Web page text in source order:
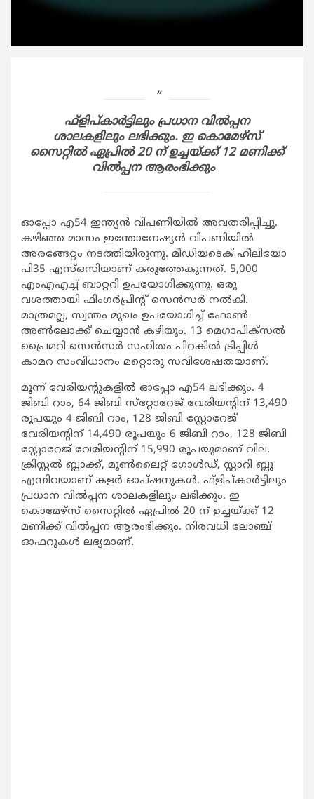
ഫ്‌ളിപ്കാര്‍ട്ടിലും പ്രധാന വില്‍പ്പന
ശാലകളിലും ലഭിക്കും. ഇ കൊമേഴ്‌സ്
സൈറ്റില്‍ ഏപ്രില്‍ 20 ന് ഉച്ചയ്ക്ക് 12 മണിക്ക്
വില്‍പ്പന ആരംഭിക്കും
ഓപ്പോ എ54 ഇന്ത്യന്‍ വിപണിയില്‍ അവതരിപ്പിച്ചു.
കഴിഞ്ഞ മാസം ഇന്തോനേഷ്യന്‍ വിപണിയില്‍
അരങ്ങേറ്റം നടത്തിയിരുന്നു. മീഡിയടെക് ഹീലിയോ
പി35 എസ്ഒസിയാണ് കരുത്തേകുന്നത്. 5,000
എംഎഎച്ച് ബാറ്ററി ഉപയോഗിക്കുന്നു. ഒരു
വശത്തായി ഫിംഗര്‍പ്രിന്റ് സെന്‍സര്‍ നല്‍കി.
മാത്രമല്ല, സ്വന്തം മുഖം ഉപയോഗിച്ച് ഫോണ്‍
അണ്‍ലോക്ക് ചെയ്യാന്‍ കഴിയും. 13 മെഗാപിക്‌സല്‍
പ്രൈമറി സെന്‍സര്‍ സഹിതം പിറകില്‍ ട്രിപ്പിള്‍
കാമറ സംവിധാനം മറ്റൊരു സവിശേഷതയാണ്.
മൂന്ന് വേരിയന്റുകളില്‍ ഓപ്പോ എ54 ലഭിക്കും. 4
ജിബി റാം, 64 ജിബി സ്‌റ്റോറേജ് വേരിയന്റിന് 13,490
രൂപയും 4 ജിബി റാം, 128 ജിബി സ്റ്റോറേജ്
വേരിയന്റിന് 14,490 രൂപയും 6 ജിബി റാം, 128 ജിബി
സ്റ്റോറേജ് വേരിയന്റിന് 15,990 രൂപയുമാണ് വില.
ക്രിസ്റ്റല്‍ ബ്ലാക്ക്, മൂണ്‍ലൈറ്റ് ഗോള്‍ഡ്, സ്റ്റാറി ബ്ലൂ
എന്നിവയാണ് കളര്‍ ഓപ്ഷനുകള്‍. ഫ്‌ളിപ്കാര്‍ട്ടിലും
പ്രധാന വില്‍പ്പന ശാലകളിലും ലഭിക്കും. ഇ
കൊമേഴ്‌സ് സൈറ്റില്‍ ഏപ്രില്‍ 20 ന് ഉച്ചയ്ക്ക് 12
മണിക്ക് വില്‍പ്പന ആരംഭിക്കും. നിരവധി ലോഞ്ച്
ഓഫറുകള്‍ ലഭ്യമാണ്.